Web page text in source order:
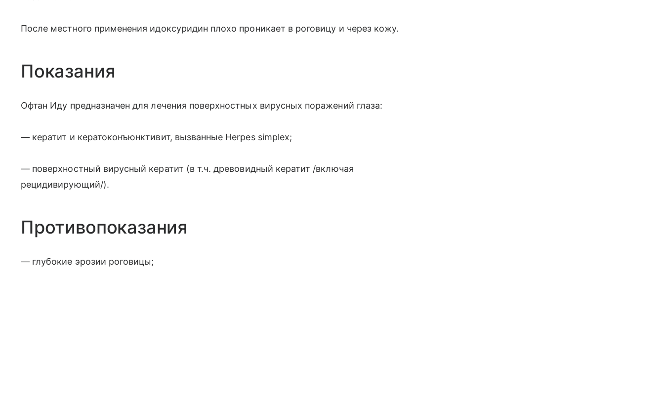
После местного применения идоксуридин плохо проникает в роговицу и через кожу.
Показания
Офтан Иду предназначен для лечения поверхностных вирусных поражений глаза:
— кератит и кератоконъюнктивит, вызванные Herpes simplex;
— поверхностный вирусный кератит (в т.ч. древовидный кератит /включая
рецидивирующий/).
Противопоказания
— глубокие эрозии роговицы;